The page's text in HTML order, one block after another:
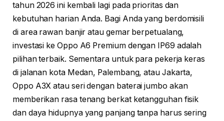
tahun 2026 ini kembali lagi pada prioritas dan
kebutuhan harian Anda. Bagi Anda yang berdomisili
di area rawan banjir atau gemar berpetualang,
investasi ke Oppo A6 Premium dengan IP69 adalah
pilihan terbaik. Sementara untuk para pekerja keras
di jalanan kota Medan, Palembang, atau Jakarta,
Oppo A3X atau seri dengan baterai jumbo akan
memberikan rasa tenang berkat ketangguhan fisik
dan daya hidupnya yang panjang tanpa harus sering